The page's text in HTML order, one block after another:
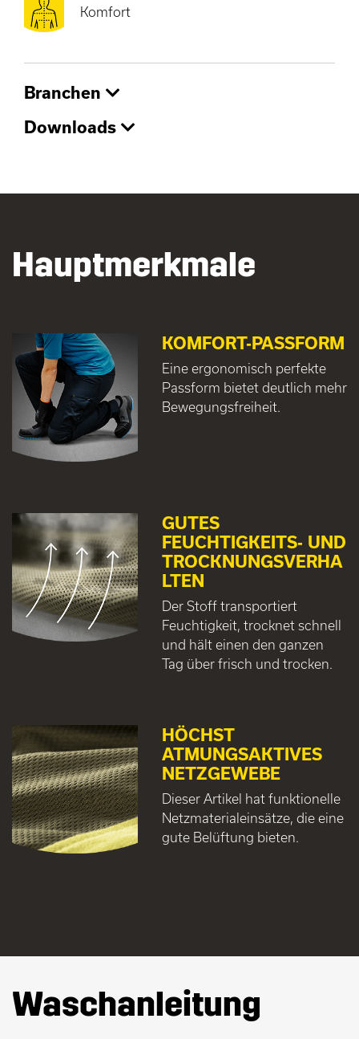
Komfort
Branchen
Downloads
Hauptmerkmale
KOMFORT-PASSFORM
Eine ergonomisch perfekte
Passform bietet deutlich mehr
Bewegungsfreiheit.
GUTES
FEUCHTIGKEITS- UND
TROCKNUNGSVERHA
LTEN
Der Stoff transportiert
Feuchtigkeit, trocknet schnell
und hält einen den ganzen
Tag über frisch und trocken.
HÖCHST
ATMUNGSAKTIVES
NETZGEWEBE
Dieser Artikel hat funktionelle
Netzmaterialeinsätze, die eine
gute Belüftung bieten.
Waschanleitung